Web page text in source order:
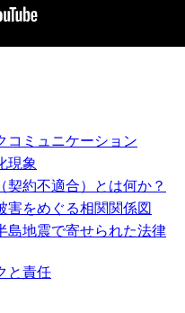
ミュニケーション
現象
約不適合）とは何か？
をめぐる相関関係図
地震で寄せられた法律
と責任